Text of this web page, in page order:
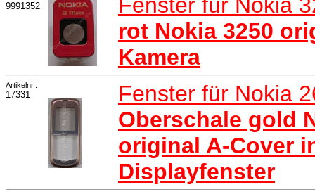
9991352
rot Nokia 3250
Kamera
Artikelnr.:
17331
Fenster für Nokia
Oberschale gold
original A-Cover
Displayfenster